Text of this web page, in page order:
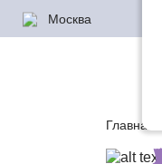
Москва
Главная